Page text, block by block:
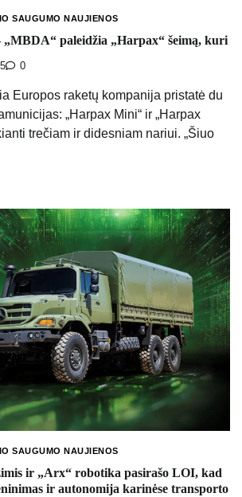
SAUGUMO NAUJIENOS
„MBDA“ paleidžia „Harpax“ šeimą, kuri
0
Europos raketų kompanija pristatė du
„Harpax Mini“ ir „Harpax
trečiam ir didesniam nariui. „Šiuo
SAUGUMO NAUJIENOS
ir „Arx“ robotika pasirašo LOI, kad
ir autonomija karinėse transporto